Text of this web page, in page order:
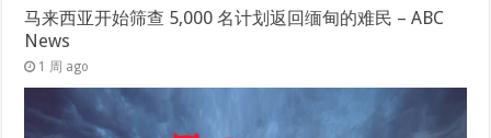
马来西亚开始筛查 5,000 名计划返回缅甸的难民 – ABC
News
1 周 ago